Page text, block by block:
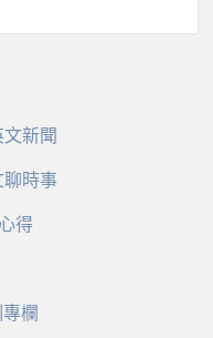
新聞
聊時事
得
欄